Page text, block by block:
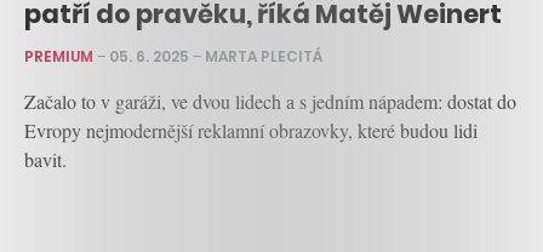
patří do pravěku, říká Matěj Weinert
PREMIUM – 05. 6. 2025 – MARTA PLECITÁ
Začalo to v garáži, ve dvou lidech a s jedním nápadem: dostat do
Evropy nejmodernější reklamní obrazovky, které budou lidi
bavit.